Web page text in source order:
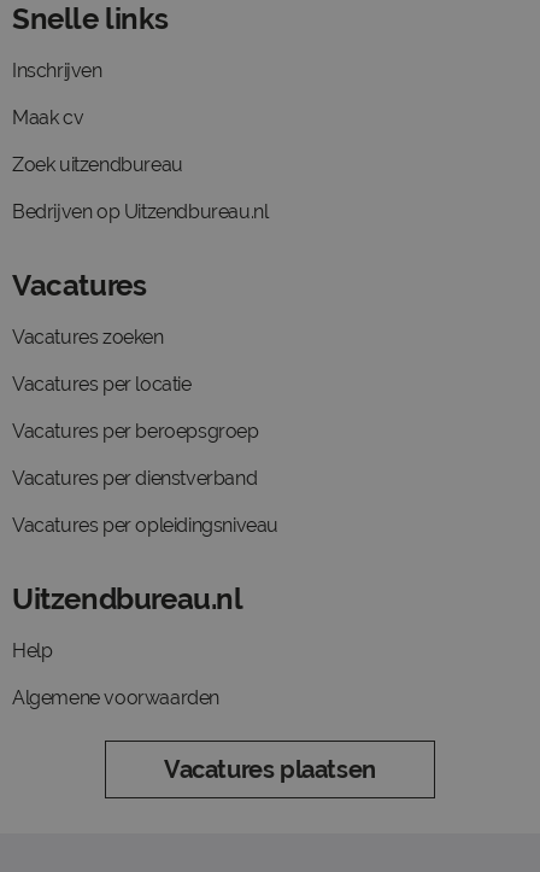
Snelle links
Inschrijven
Maak cv
Zoek uitzendbureau
Bedrijven op Uitzendbureau.nl
Vacatures
Vacatures zoeken
Vacatures per locatie
Vacatures per beroepsgroep
Vacatures per dienstverband
Vacatures per opleidingsniveau
Uitzendbureau.nl
Help
Algemene voorwaarden
Vacatures plaatsen